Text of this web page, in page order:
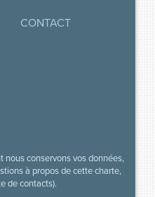
CONTACT
nous conservons vos données,
à propos de cette charte,
de contacts).